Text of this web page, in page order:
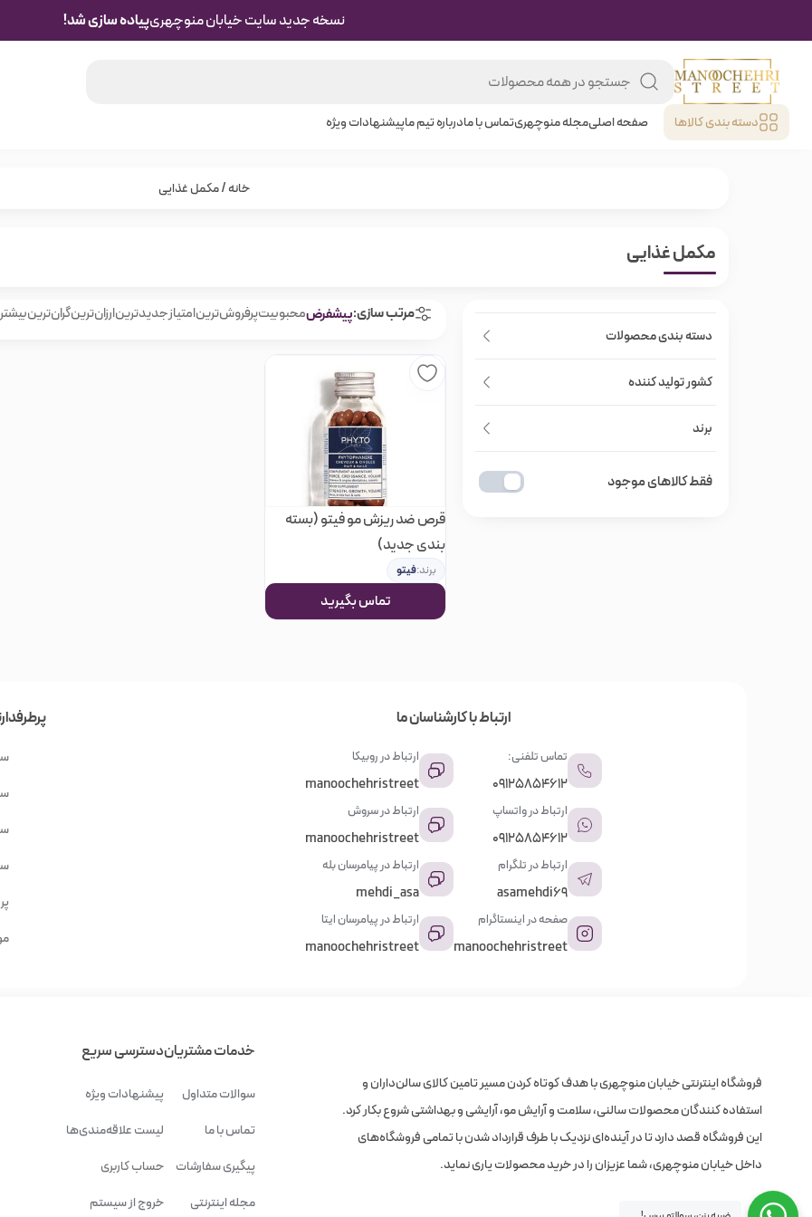
نسخه جدید سایت خیابان منوچهریپیاده سازی شد!
دسته بندی کالا‌ها صفحه اصلیمجله منوچهریتماس با مادرباره تیم ماپیشنهادات ویژه
خانه/ مکمل غذایی
مکمل غذایی
دسته بندی محصولات
کشور تولید کننده
برند
فقط کالاهای موجود
مرتب سازی:پیشفرضمحبوبیتپرفروش‌ترینامتیازجدیدترینارزان‌ترینگران‌ترین
قرص ضد ریزش مو فیتو (بسته
بندی جدید)
برند:فیتو
تماس بگیرید
ارتباط با کارشناسان ما
تماس تلفنی:
09125854612
ارتباط در واتساپ
09125854612
ارتباط در تلگرام
asamehdi69
صفحه در اینستاگرام
manoochehristreet
ارتباط در روبیکا
manoochehristreet
ارتباط در سروش
manoochehristreet
ارتباط در پیامرسان بله
mehdi_asa
ارتباط در پیامرسان ایتا
manoochehristreet
فروشگاه اینترنتی خیابان منوچهری با هدف کوتاه کردن مسیر تامین کالای سالن‌داران و
استفاده کنندگان محصولات سالنی، سلامت و آرایش مو، آرایشی و بهداشتی شروع بکار کرد.
این فروشگاه قصد دارد تا در آینده‌ای نزدیک با طرف قرارداد شدن با تمامی فروشگاه‌های
داخل خیابان منوچهری، شما عزیزان را در خرید محصولات یاری نماید.
خدمات مشتریان
سوالات متداول
تماس با ما
پیگیری سفارشات
مجله اینترنتی
دسترسی سریع
پیشنهادات ویژه
لیست علاقه‌مندی‌ها
حساب کاربری
خروج از سیستم